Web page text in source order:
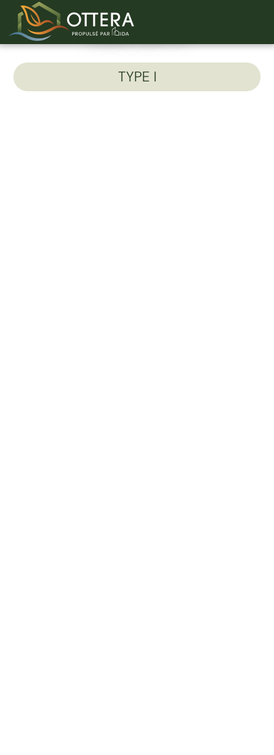
Unité 205-A
TYPE I